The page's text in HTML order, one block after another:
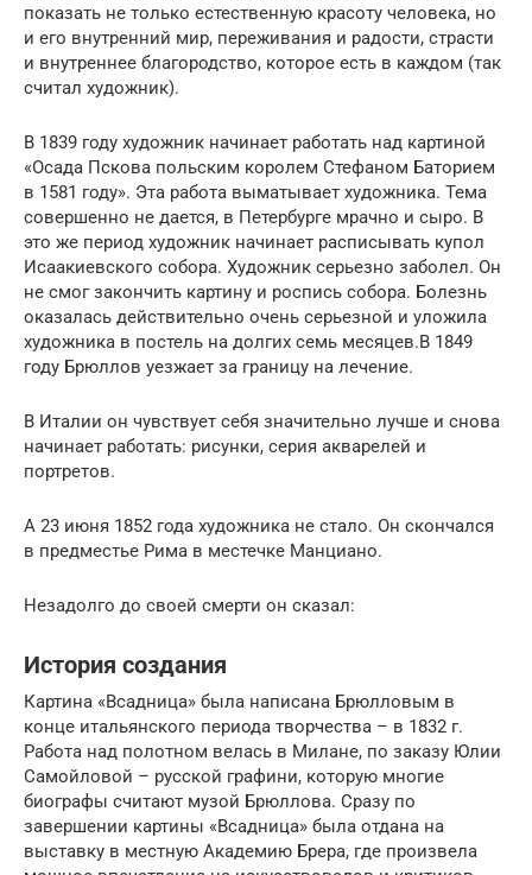
показать не только естественную красоту человека, но
и его внутренний мир, переживания и радости, страсти
и внутреннее благородство, которое есть в каждом (так
считал художник).
В 1839 году художник начинает работать над картиной
«Осада Пскова польским королем Стефаном Баторием
в 1581 году». Эта работа выматывает художника. Тема
совершенно не дается, в Петербурге мрачно и сыро. В
это же период художник начинает расписывать купол
Исаакиевского собора. Художник серьезно заболел. Он
не смог закончить картину и роспись собора. Болезнь
оказалась действительно очень серьезной и уложила
художника в постель на долгих семь месяцев.В 1849
году Брюллов уезжает за границу на лечение.
В Италии он чувствует себя значительно лучше и снова
начинает работать: рисунки, серия акварелей и
портретов.
А 23 июня 1852 года художника не стало. Он скончался
в предместье Рима в местечке Манциано.
Незадолго до своей смерти он сказал:
История создания
Картина «Всадница» была написана Брюлловым в
конце итальянского периода творчества – в 1832 г.
Работа над полотном велась в Милане, по заказу Юлии
Самойловой – русской графини, которую многие
биографы считают музой Брюллова. Сразу по
завершении картины «Всадница» была отдана на
выставку в местную Академию Брера, где произвела